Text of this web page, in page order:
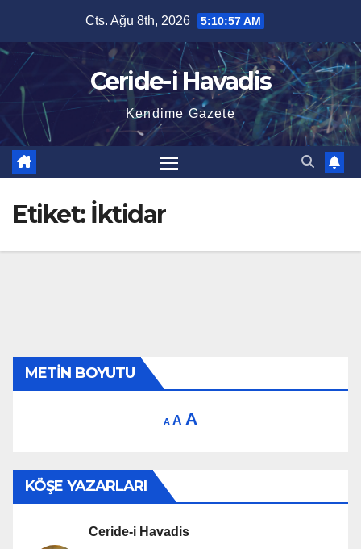
content
Cts. Ağu 8th, 2026 5:10:58 AM
Ceride-i Havadis
Kendime Gazete
Etiket: İktidar
METIN BOYUTU
A Decrease
A Reset
A
KÖŞE YAZARLARI
Ceride-i Havadis